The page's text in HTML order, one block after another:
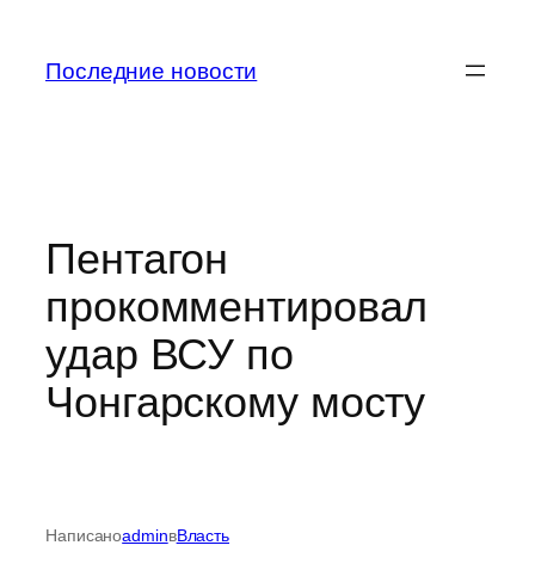
содержимому
Последние новости
Пентагон
прокомментировал
удар ВСУ по
Чонгарскому мосту
НаписаноadminвВласть